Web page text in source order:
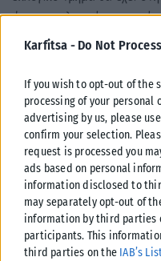
Karfitsa - Do Not
If you wish to opt-out of the
processing of your
advertising by us, please
confirm your selection.
request is processed you
ads based on personal
information disclosed to
may separately opt-out of
information by third parties
participants. This
third parties on the IAB’s
ώστε ο εκλογικός
συνολικό αποτέλεσμα των
σύστημα μετάδοσης των
δηλαδή μέσω των δήμων
Περιφέρεια στο
να ισχύει για λόγους
Υπενθυμίζεται ότι η
θα γίνει μέσω των
χειρόγραφου που παίρνει
και κατατίθεται στα